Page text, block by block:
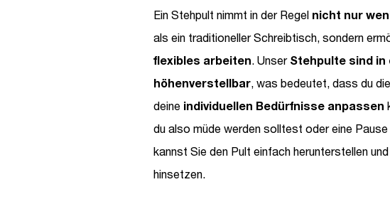
Ein Stehpult nimmt in der Regel nicht nur
als ein traditioneller Schreibtisch, sondern
flexibles arbeiten. Unser Stehpulte sind in
höhenverstellbar, was bedeutet, dass du
deine individuellen Bedürfnisse anpassen
du also müde werden solltest oder eine
kannst Sie den Pult einfach herunterstellen
hinsetzen.
Schreibtischaufsatz
80x80x40cm | Stehpult | Höhenverstellbar